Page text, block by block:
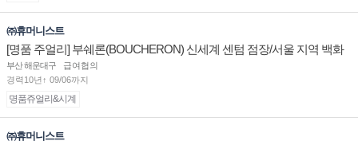
㈜휴머니스트
[명품 주얼리] 부쉐론(BOUCHERON) 신세계 센텀 점장/서울 지역 백화
점 판매사원 채용
부산 해운대구
급여협의
경력10년↑ 09/06까지
명품쥬얼리&시계
㈜휴머니스트